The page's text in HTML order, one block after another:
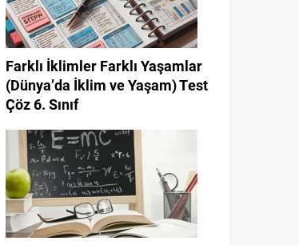
7. Sınıf Tam Sayılarla İşlemler
Testleri
Farklı İklimler Farklı Yaşamlar
(Dünya’da İklim ve Yaşam) Test
Çöz 6. Sınıf